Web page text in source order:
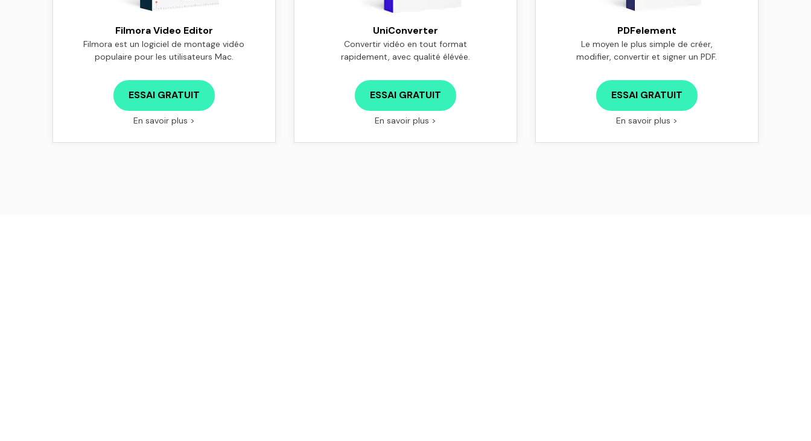
Filmora Video Editor
Filmora est un logiciel de montage vidéo
populaire pour les utilisateurs Mac.
ESSAI GRATUIT
En savoir plus >
UniConverter
Convertir vidéo en tout format
rapidement, avec qualité élévée.
ESSAI GRATUIT
En savoir plus >
PDFelement
Le moyen le plus simple de créer,
modifier, convertir et signer un PDF.
ESSAI GRATUIT
En savoir plus >